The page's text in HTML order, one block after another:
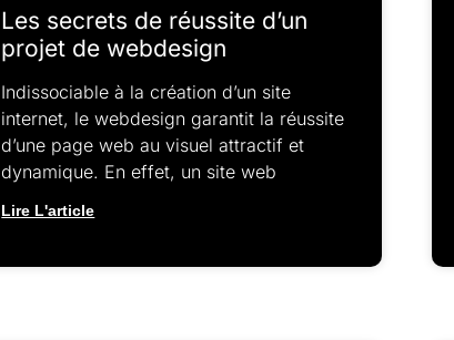
Les secrets de réussite d’un
projet de webdesign
Indissociable à la création d’un site
internet, le webdesign garantit la réussite
d’une page web au visuel attractif et
dynamique. En effet, un site web
Lire L'article